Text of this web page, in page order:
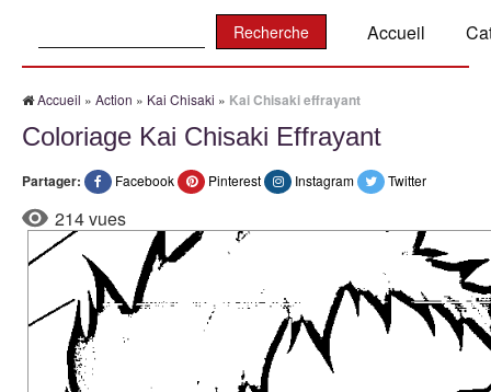
Accueil
Accueil » Action » Kai Chisaki » Kai Chisaki effrayant
Coloriage Kai Chisaki Effrayant
Partager: Facebook Pinterest Instagram Twitter
214 vues